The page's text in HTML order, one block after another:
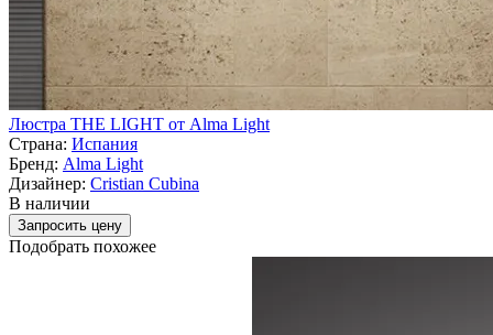
Люстра THE LIGHT от Alma Light
Страна: Испания
Бренд: Alma Light
Дизайнер: Cristian Cubina
В наличии
Запросить цену
Подобрать похожее